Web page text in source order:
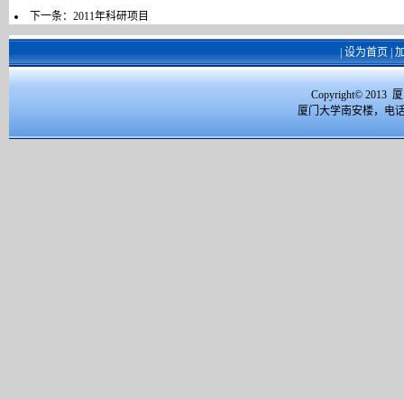
下一条： 2011年科研项目
设为首页
Copyright© 2013
厦门大学南安楼，电